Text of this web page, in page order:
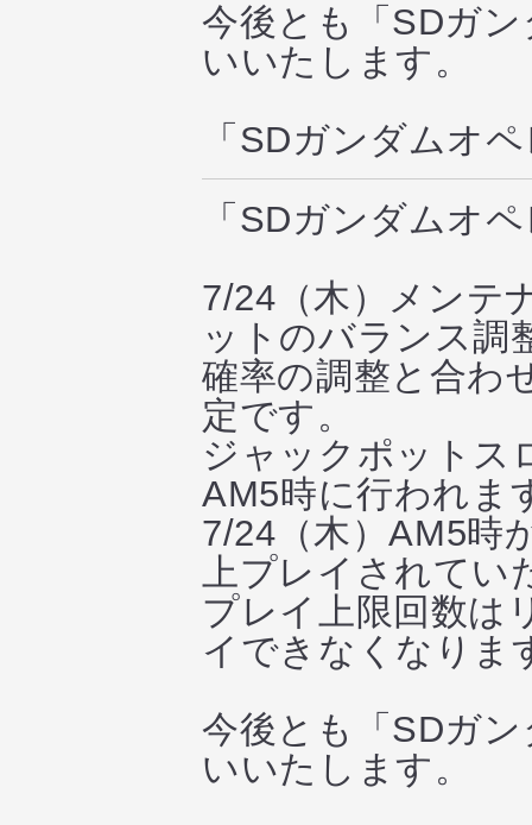
今後とも「SDガ
いいたします。
「SDガンダムオ
「SDガンダムオ
7/24（木）メンテ
ットのバランス調
確率の調整と合わ
定です。
ジャックポットス
AM5時に行われま
7/24（木）AM5時
上プレイされてい
プレイ上限回数は
イできなくなりま
今後とも「SDガ
いいたします。